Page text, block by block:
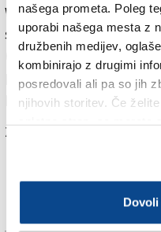
našega prometa. Poleg
uporabi našega mesta z
družbenih medijev,
kombinirajo z drugimi
posredovali ali pa so jih
njihovih storitev. Če
WHO je zaradi covida
stanje zaskrbljenosti za
(PHEIC). Toda šele ko
poslabšanje razmer
pandemijo, so se
Za branje in pisanje